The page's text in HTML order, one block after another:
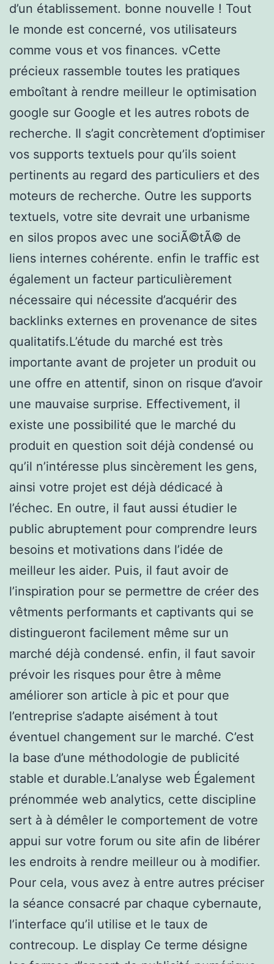
d’un établissement. bonne nouvelle ! Tout
le monde est concerné, vos utilisateurs
comme vous et vos finances. vCette
précieux rassemble toutes les pratiques
emboîtant à rendre meilleur le optimisation
google sur Google et les autres robots de
recherche. Il s’agit concrètement d’optimiser
vos supports textuels pour qu’ils soient
pertinents au regard des particuliers et des
moteurs de recherche. Outre les supports
textuels, votre site devrait une urbanisme
en silos propos avec une sociÃ©tÃ© de
liens internes cohérente. enfin le traffic est
également un facteur particulièrement
nécessaire qui nécessite d’acquérir des
backlinks externes en provenance de sites
qualitatifs.L’étude du marché est très
importante avant de projeter un produit ou
une offre en attentif, sinon on risque d’avoir
une mauvaise surprise. Effectivement, il
existe une possibilité que le marché du
produit en question soit déjà condensé ou
qu’il n’intéresse plus sincèrement les gens,
ainsi votre projet est déjà dédicacé à
l’échec. En outre, il faut aussi étudier le
public abruptement pour comprendre leurs
besoins et motivations dans l’idée de
meilleur les aider. Puis, il faut avoir de
l’inspiration pour se permettre de créer des
vêtments performants et captivants qui se
distingueront facilement même sur un
marché déjà condensé. enfin, il faut savoir
prévoir les risques pour être à même
améliorer son article à pic et pour que
l’entreprise s’adapte aisément à tout
éventuel changement sur le marché. C’est
la base d’une méthodologie de publicité
stable et durable.L’analyse web Également
prénommée web analytics, cette discipline
sert à à démêler le comportement de votre
appui sur votre forum ou site afin de libérer
les endroits à rendre meilleur ou à modifier.
Pour cela, vous avez à entre autres préciser
la séance consacré par chaque cybernaute,
l’interface qu’il utilise et le taux de
contrecoup. Le display Ce terme désigne